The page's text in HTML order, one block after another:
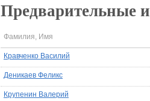
Предварительные
Фамилия, Имя
Кравченко Василий
Деникаев Феликс
Крупенин Валерий